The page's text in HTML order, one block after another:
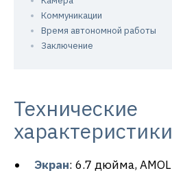
Коммуникации
Время автономной работы
Заключение
Технические
характеристики
Экран: 6.7 дюйма,